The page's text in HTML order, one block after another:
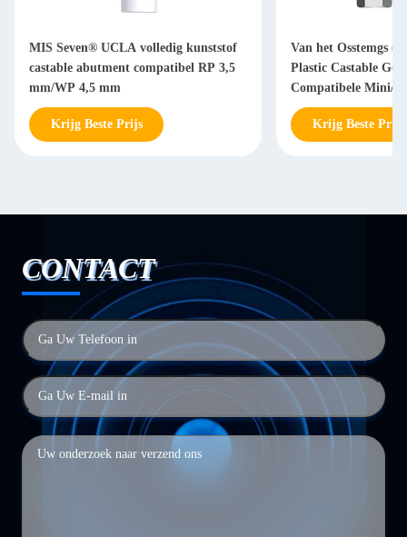
MIS Seven® UCLA volledig kunststof
castable abutment compatibel RP 3,5
mm/WP 4,5 mm
Krijg Beste Prijs
Van het Osstemgs
Plastic Castable
Compatibele Mini/
Krijg Beste Prijs
CONTACT